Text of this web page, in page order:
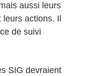
aussi leurs
actions. Il
de suivi
SIG devraient